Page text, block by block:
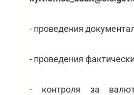
- проведения
- проведения
- контроля за